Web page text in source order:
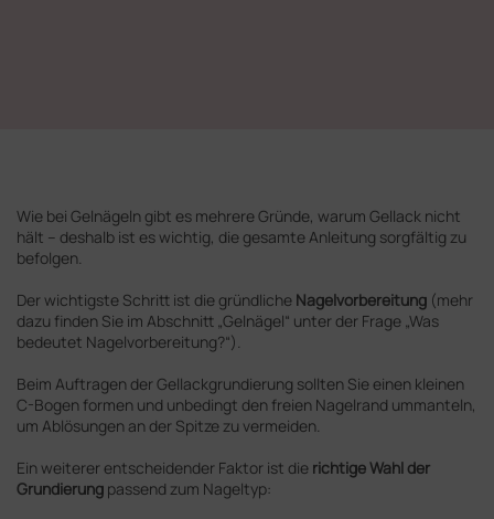
Wie bei Gelnägeln gibt es mehrere Gründe, warum Gellack nicht
hält – deshalb ist es wichtig, die gesamte Anleitung sorgfältig zu
befolgen.
Der wichtigste Schritt ist die gründliche Nagelvorbereitung (mehr
dazu finden Sie im Abschnitt „Gelnägel“ unter der Frage „Was
bedeutet Nagelvorbereitung?“).
Beim Auftragen der Gellackgrundierung sollten Sie einen kleinen
C-Bogen formen und unbedingt den freien Nagelrand ummanteln,
um Ablösungen an der Spitze zu vermeiden.
Ein weiterer entscheidender Faktor ist die richtige Wahl der
Grundierung passend zum Nageltyp: